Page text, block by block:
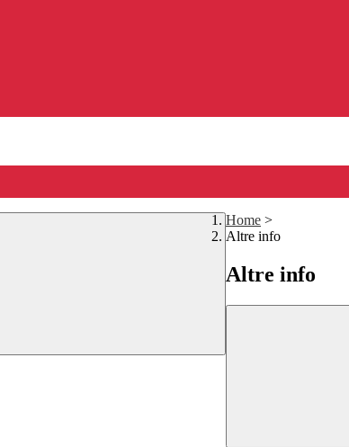
Home >
Altre info
Altre info